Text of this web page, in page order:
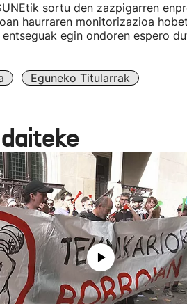
sortu den zazpigarren
haurraren monitorizazioa
entseguak egin ondoren espero
Eguneko Titularrak